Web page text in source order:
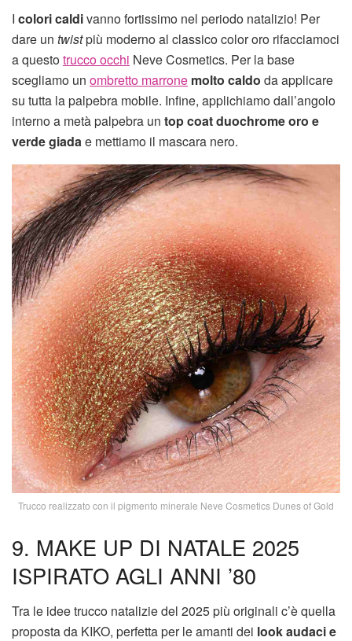
I colori caldivanno fortissimo nel periodo natalizio! Per
dare un twistpiù moderno al classico color oro rifacciamoci
a questotrucco occhi Neve Cosmetics. Per la base
scegliamo un ombretto marrone molto caldo da applicare
su tutta la palpebra mobile. Infine, applichiamo dall’angolo
interno a metà palpebra un top coat duochrome oro e
verde giadae mettiamo il mascara nero.
Trucco realizzato con il pigmento minerale Neve Cosmetics Dunes of Gold
9. MAKE UP DI NATALE 2025
ISPIRATO AGLI ANNI ’80
Tra le idee trucco natalizie del 2025 più originali c’è quella
proposta da KIKO, perfetta per le amanti dei look audaci e